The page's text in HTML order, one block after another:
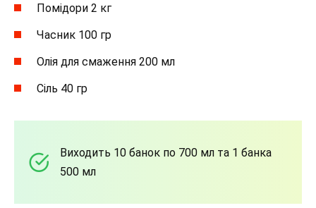
Помідори 2 кг
Часник 100 гр
Олія для смаження 200 мл
Сіль 40 гр
Виходить 10 банок по 700 мл та 1 банка
500 мл